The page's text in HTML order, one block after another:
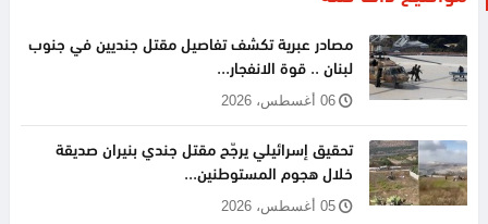
مصادر عبرية تكشف تفاصيل مقتل جنديين في جنوب
لبنان .. قوة الانفجار...
06 أغسطس، 2026
تحقيق إسرائيلي يرجّح مقتل جندي بنيران صديقة
خلال هجوم المستوطنين...
05 أغسطس، 2026